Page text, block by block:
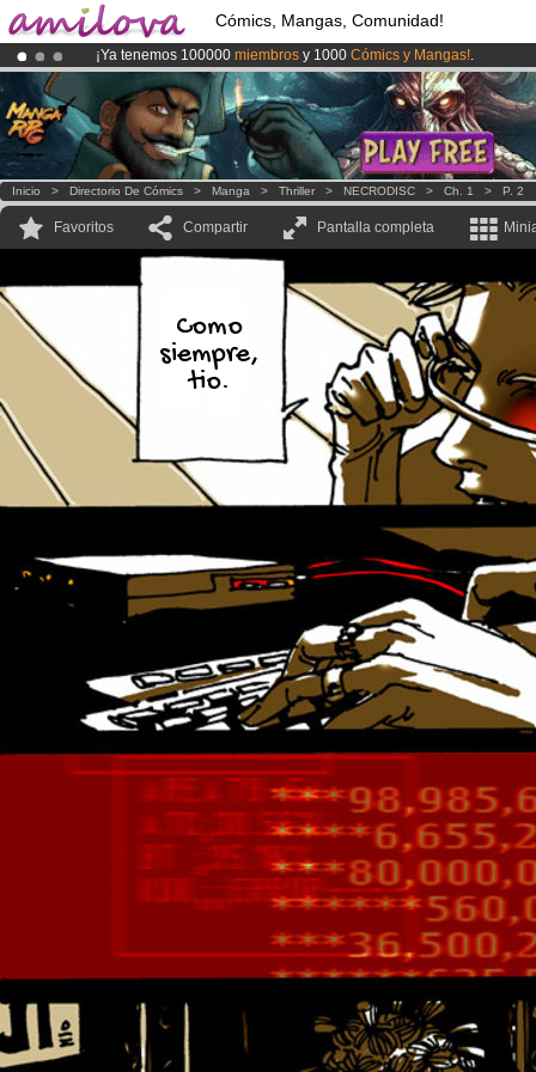
Cómics, Mangas, Comunidad!
¡Ya tenemos 100000 miembros y 1000 Cómics y Mangas!.
¡El Kickstarter Amilova está desormado lanzado!.
¡Conviertete en Premium por3.95 euros al mes!Hazte Premium ya
Inicio > Directorio De Cómics > Manga > Thriller > NECRODISC > Ch. 1 > P. 2
Favoritos Compartir Pantalla completa
Como
siempre,
tio.